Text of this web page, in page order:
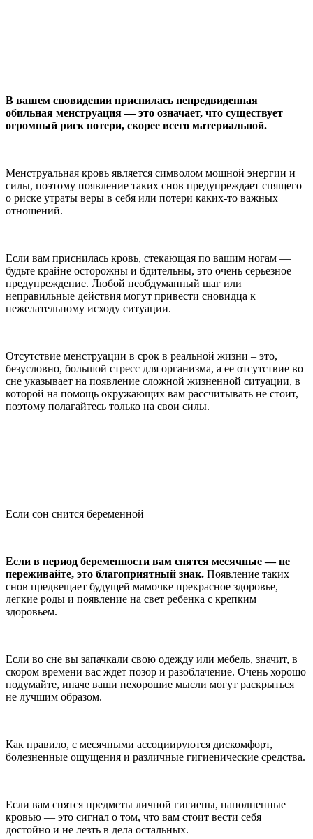
В вашем сновидении приснилась непредвиденная
обильная менструация — это означает, что существует
огромный риск потери, скорее всего материальной.
Менструальная кровь является символом мощной энергии и
силы, поэтому появление таких снов предупреждает спящего
о риске утраты веры в себя или потери каких-то важных
отношений.
Если вам приснилась кровь, стекающая по вашим ногам —
будьте крайне осторожны и бдительны, это очень серьезное
предупреждение. Любой необдуманный шаг или
неправильные действия могут привести сновидца к
нежелательному исходу ситуации.
Отсутствие менструации в срок в реальной жизни – это,
безусловно, большой стресс для организма, а ее отсутствие во
сне указывает на появление сложной жизненной ситуации, в
которой на помощь окружающих вам рассчитывать не стоит,
поэтому полагайтесь только на свои силы.
Если сон снится беременной
Если в период беременности вам снятся месячные — не
переживайте, это благоприятный знак. Появление таких
снов предвещает будущей мамочке прекрасное здоровье,
легкие роды и появление на свет ребенка с крепким
здоровьем.
Если во сне вы запачкали свою одежду или мебель, значит, в
скором времени вас ждет позор и разоблачение. Очень хорошо
подумайте, иначе ваши нехорошие мысли могут раскрыться
не лучшим образом.
Как правило, с месячными ассоциируются дискомфорт,
болезненные ощущения и различные гигиенические средства.
Если вам снятся предметы личной гигиены, наполненные
кровью — это сигнал о том, что вам стоит вести себя
достойно и не лезть в дела остальных.